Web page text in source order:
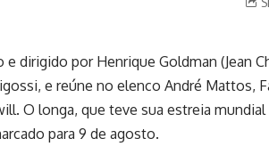
e dirigido por Henrique Goldman (Jean
e reúne no elenco André Mattos,
O longa, que teve sua estreia
para 9 de agosto.